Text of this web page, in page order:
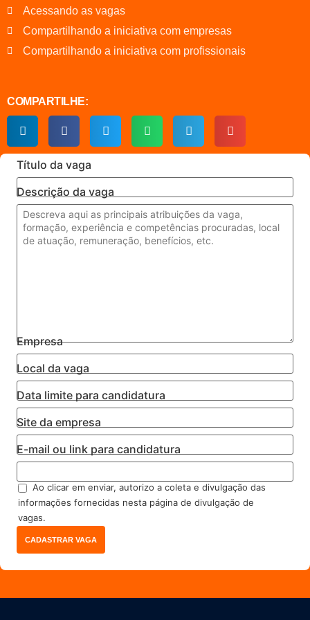
Criatividade e inovação
Acessando as vagas
Compartilhando a iniciativa com empresas
Compartilhando a iniciativa com profissionais
COMPARTILHE:
Título da vaga
Descrição da vaga
Empresa
Local da vaga
Data limite para candidatura
Site da empresa
E-mail ou link para candidatura
Ao clicar em enviar, autorizo a coleta e divulgação das
informações fornecidas nesta página de divulgação de
vagas.
CADASTRAR VAGA